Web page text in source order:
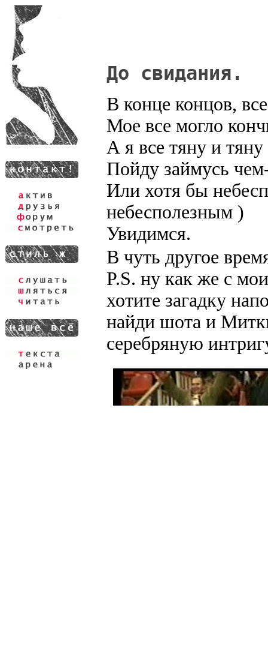
До свидания.
В конце концов,
Мое все могло
А я все тяну и
Пойду займусь
Или хотя бы
небесполезным )
Увидимся.
В чуть другое
P.S. ну как же с
хотите загадку
найди шота и
серебряную